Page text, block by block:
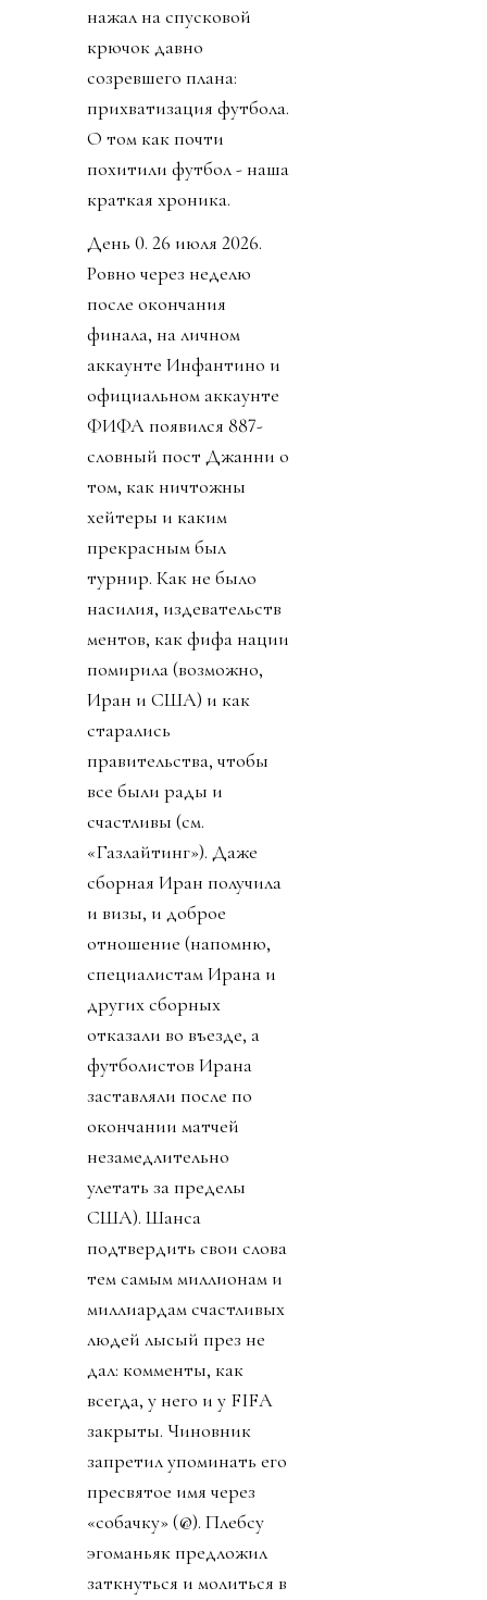
нажал на спусковой
крючок давно
созревшего плана:
прихватизация футбола.
О том как почти
похитили футбол - наша
краткая хроника.
День 0. 26 июля 2026.
Ровно через неделю
после окончания
финала, на личном
аккаунте Инфантино и
официальном аккаунте
ФИФА появился 887-
словный пост Джанни о
том, как ничтожны
хейтеры и каким
прекрасным был
турнир. Как не было
насилия, издевательств
ментов, как фифа нации
помирила (возможно,
Иран и США) и как
старались
правительства, чтобы
все были рады и
счастливы (см.
«Газлайтинг»). Даже
сборная Иран получила
и визы, и доброе
отношение (напомню,
специалистам Ирана и
других сборных
отказали во въезде, а
футболистов Ирана
заставляли после по
окончании матчей
незамедлительно
улетать за пределы
США). Шанса
подтвердить свои слова
тем самым миллионам и
миллиардам счастливых
людей лысый през не
дал: комменты, как
всегда, у него и у FIFA
закрыты. Чиновник
запретил упоминать его
пресвятое имя через
«собачку» (@). Плебсу
эгоманьяк предложил
заткнуться и молиться в